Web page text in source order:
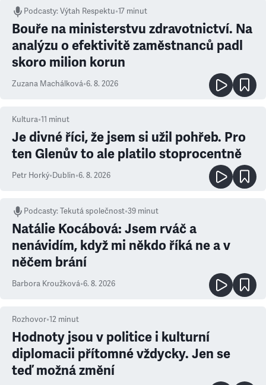
Podcasty:Výtah Respektu•17 minut
Bouře na ministerstvu zdravotnictví. Na
analýzu o efektivitě zaměstnanců padl
skoro milion korun
Zuzana Machálková•6. 8. 2026
Kultura•11 minut
Je divné říci, že jsem si užil pohřeb. Pro
ten Glenův to ale platilo stoprocentně
Petr Horký•Dublin•6. 8. 2026
Podcasty:Tekutá společnost•39 minut
Natálie Kocábová: Jsem rváč a
nenávidím, když mi někdo říká ne a v
něčem brání
Barbora Kroužková•6. 8. 2026
Rozhovor•12 minut
Hodnoty jsou v politice i kulturní
diplomacii přítomné vždycky. Jen se
teď možná změní